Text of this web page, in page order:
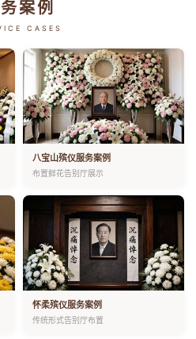
案例
CASES
八宝山殡仪服务案例
布置鲜花告别厅展示
怀柔殡仪服务案例
传统形式告别厅布置